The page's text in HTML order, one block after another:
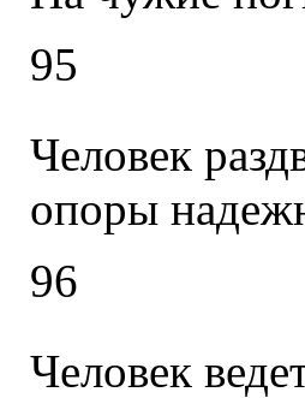
95
Человек
опоры
96
Человек